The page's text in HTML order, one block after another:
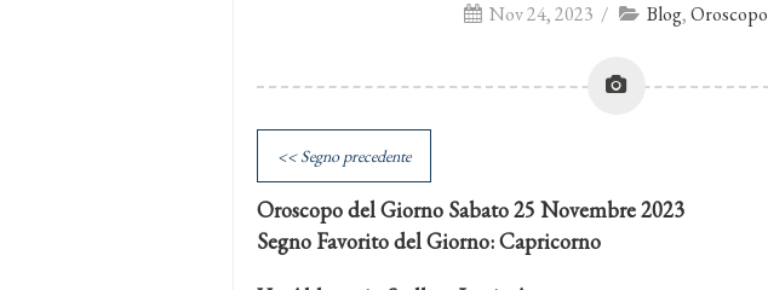
Nov 24, 2023 / Blog,Oroscopo
<< Segno precedente
Oroscopo del Giorno Sabato 25 Novembre 2023
Segno Favorito del Giorno: Capricorno